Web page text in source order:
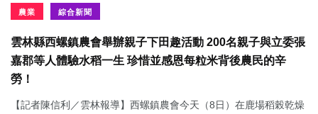
農業 綜合新聞
雲林縣西螺鎮農會舉辦親子下田趣活動 200名親子與立委張
嘉郡等人體驗水稻一生 珍惜並感恩每粒米背後農民的辛
勞！
【記者陳信利／雲林報導】西螺鎮農會今天（8日）在鹿場稻榖乾燥